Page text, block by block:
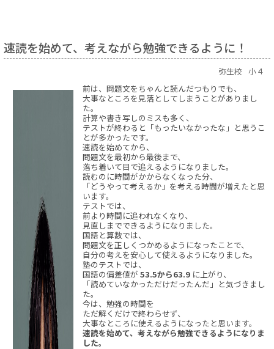
速読を始めて、考えながら勉強できるように！
弥生校 小４
前は、問題文をちゃんと読んだつもりでも、
大事なところを見落としてしまうことがありまし
た。
計算や書き写しのミスも多く、
テストが終わると「もったいなかったな」と思うこ
とが多かったです。
速読を始めてから、
問題文を最初から最後まで、
落ち着いて目で追えるようになりました。
読むのに時間がかからなくなった分、
「どうやって考えるか」を考える時間が増えたと思
います。
テストでは、
前より時間に追われなくなり、
見直しまでできるようになりました。
国語と算数では、
問題文を正しくつかめるようになったことで、
自分の考えを安心して使えるようになりました。
塾のテストでは、
国語の偏差値が 53.5から63.9 に上がり、
「読めていなかっただけだったんだ」と気づきまし
た。
今は、勉強の時間を
ただ解くだけで終わらせず、
大事なところに使えるようになったと思います。
速読を始めて、考えながら勉強できるようになりま
した。